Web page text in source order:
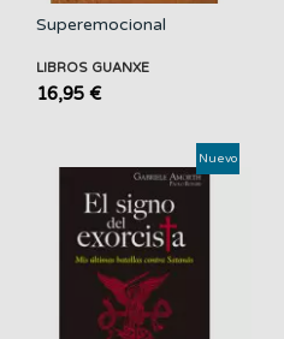
Superemocional
LIBROS GUANXE
16,95 €
Nuevo